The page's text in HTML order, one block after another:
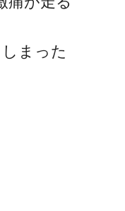
まった